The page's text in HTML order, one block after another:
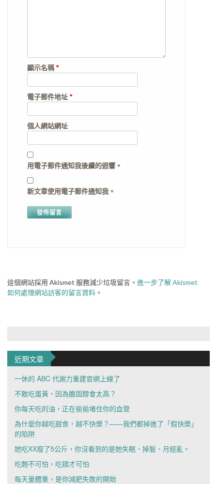
顯示名稱*
電子郵件地址 *
個人網站網址
用電子郵件通知我後續的迴響。
新文章使用電子郵件通知我。
這個網站採用 Akismet 服務減少垃圾留言。 進一步了解 Akismet
如何處理網站訪客的留言資料 。
近期文章
一休的 ABC 代謝力重建官網上線了
不敢吃蛋黃，因為膽固醇會太高？
你每天吃的油，正在偷偷堵住你的血管
為什麼你越吃甜食，越不快樂？——我們都掉進了「假快樂」
的陷阱
她吃XX瘦了5公斤，你沒看到的是她失眠、掉髮、月經亂。
吃飽不可怕，吃錯才可怕
每天量體重，是你減肥失敗的開始